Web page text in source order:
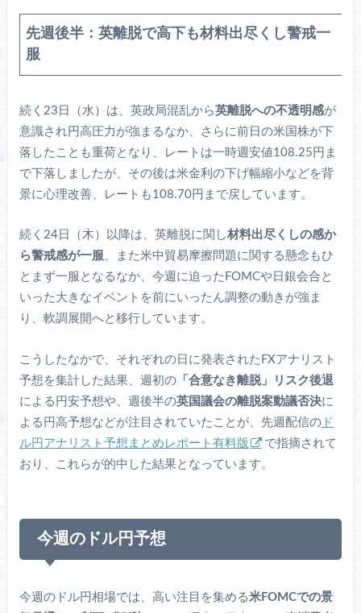
先週後半：英離脱で高下も材料出尽くし警戒一
服
続く23日（水）は、英政局混乱から英離脱への不透明感が
意識され円高圧力が強まるなか、さらに前日の米国株が下
落したことも重荷となり、レートは一時週安値108.25円ま
で下落しましたが、その後は米金利の下げ幅縮小などを背
景に心理改善、レートも108.70円まで戻しています。
続く24日（木）以降は、英離脱に関し材料出尽くしの感か
ら警戒感が一服、また米中貿易摩擦問題に関する懸念もひ
とまず一服となるなか、今週に迫ったFOMCや日銀会合と
いった大きなイベントを前にいったん調整の動きが強ま
り、軟調展開へと移行しています。
こうしたなかで、それぞれの日に発表されたFXアナリスト
予想を集計した結果、週初の「合意なき離脱」リスク後退
による円安予想や、週後半の英国議会の離脱案動議否決に
よる円高予想などが注目されていたことが、先週配信のド
ル円アナリスト予想まとめレポート有料版
で指摘されて
おり、これらが的中した結果となっています。
今週のドル円予想
今週のドル円相場では、高い注目を集める米FOMCでの景